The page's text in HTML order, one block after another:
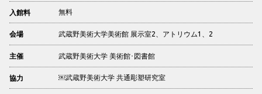
入館料 無料
会場 武蔵野美術大学美術館 展示室2、アトリウム1、2
主催 武蔵野美術大学 美術館･図書館
協力 ￼武蔵野美術大学 共通彫塑研究室